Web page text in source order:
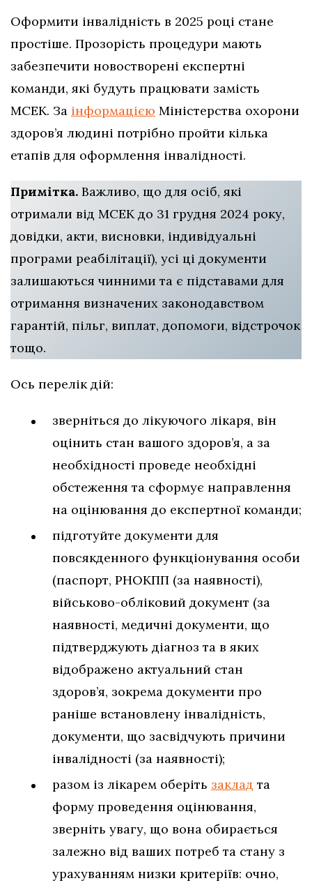
Оформити інвалідність в 2025 році стане
простіше. Прозорість процедури мають
забезпечити новостворені експертні
команди, які будуть працювати замість
МСЕК. За інформацією Міністерства охорони
здоров’я людині потрібно пройти кілька
етапів для оформлення інвалідності.
Примітка. Важливо, що для осіб, які
отримали від МСЕК до 31 грудня 2024 року,
довідки, акти, висновки, індивідуальні
програми реабілітації), усі ці документи
залишаються чинними та є підставами для
отримання визначених законодавством
гарантій, пільг, виплат, допомоги, відстрочок
тощо.
Ось перелік дій:
зверніться до лікуючого лікаря, він
оцінить стан вашого здоров’я, а за
необхідності проведе необхідні
обстеження та сформує направлення
на оцінювання до експертної команди;
підготуйте документи для
повсякденного функціонування особи
(паспорт, РНОКПП (за наявності),
військово-обліковий документ (за
наявності, медичні документи, що
підтверджують діагноз та в яких
відображено актуальний стан
здоров’я, зокрема документи про
раніше встановлену інвалідність,
документи, що засвідчують причини
інвалідності (за наявності);
разом із лікарем оберіть заклад та
форму проведення оцінювання,
зверніть увагу, що вона обирається
залежно від ваших потреб та стану з
урахуванням низки критеріїв: очно,